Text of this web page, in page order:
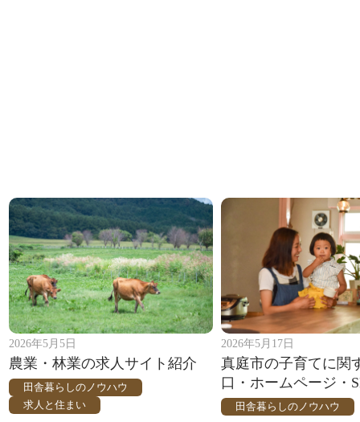
2026年5月5日
農業・林業の求人サイト紹介
田舎暮らしのノウハウ
求人と住まい
2026年5月17日
真庭市の子育てに関
口・ホームページ・
田舎暮らしのノウハウ